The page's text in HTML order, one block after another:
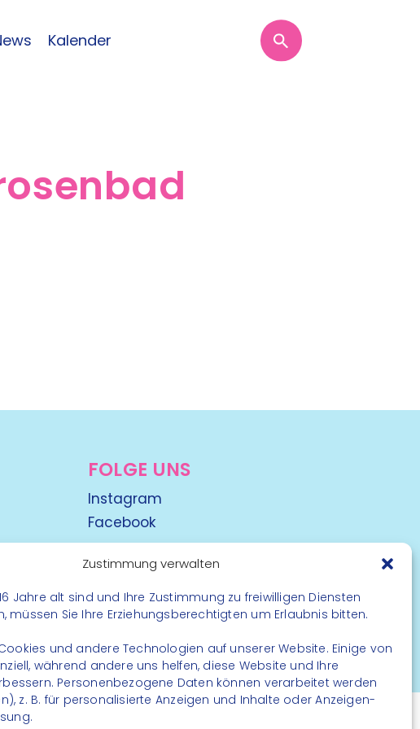
Zustimmung verwalten
Jahre alt sind und Ihre Zustimmung zu freiwilligen Diensten
müssen Sie Ihre Erziehungsberechtigten um Erlaubnis bitten.
und andere Technologien auf unserer Website. Einige von
während andere uns helfen, diese Website und Ihre
Personenbezogene Daten können verarbeitet werden
z. B. für personalisierte Anzeigen und Inhalte oder Anzeigen-
Kalender
FOLGE UNS
Instagram
Facebook
vorbehalten